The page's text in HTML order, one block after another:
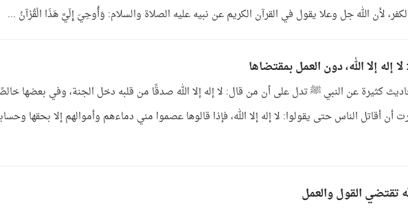
لأن الله جل وعلا يقول في القرآن الكريم عن نبيه عليه الصلاة والسلام: وَأُوحِيَ إِلَيَّ هَذَا الْقُرْآنُ ...
إلا الله، دون العمل بمقتضاها
كثيرة عن النبي ﷺ تدل على أن من قال: لا إله إلا الله صدقًا من قلبه دخل الجنة، وفي بعضها
أقاتل الناس حتى يقولوا: لا إله إلا الله، فإذا قالوها عصموا مني دماءهم وأموالهم إلا بحقها
تقتضي القول والعمل